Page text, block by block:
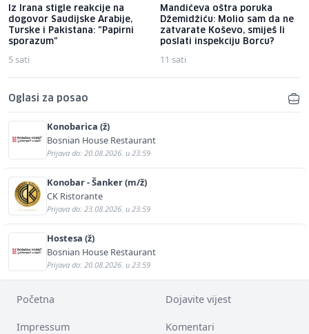
Iz Irana stigle reakcije na
dogovor Saudijske Arabije,
Turske i Pakistana: "Papirni
sporazum"
5 sati
Mandićeva oštra poruka
Džemidžiću: Molio sam da ne
zatvarate Koševo, smiješ li
poslati inspekciju Borcu?
11 sati
Oglasi za posao
Konobarica (ž)
Bosnian House Restaurant
Prijava do: 20.08.2026. u 23:59
Konobar - Šanker (m/ž)
CK Ristorante
Prijava do: 23.08.2026. u 23:59
Hostesa (ž)
Bosnian House Restaurant
Prijava do: 20.08.2026. u 23:59
Početna Dojavite vijest
Impressum Komentari